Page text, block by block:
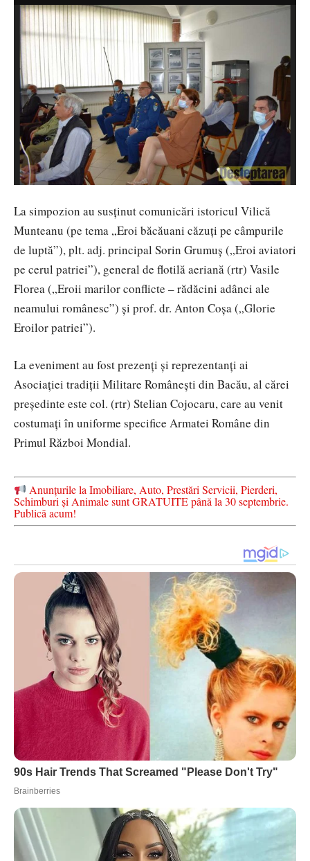
La simpozion au susținut comunicări istoricul Vilică
Munteanu (pe tema „Eroi băcăuani căzuți pe câmpurile
de luptă”), plt. adj. principal Sorin Grumuș („Eroi aviatori
pe cerul patriei”), general de flotilă aeriană (rtr) Vasile
Florea („Eroii marilor conflicte – rădăcini adânci ale
neamului românesc”) și prof. dr. Anton Coșa („Glorie
Eroilor patriei”).
La eveniment au fost prezenți și reprezentanți ai
Asociației tradiții Militare Românești din Bacău, al cărei
președinte este col. (rtr) Stelian Cojocaru, care au venit
costumați în uniforme specifice Armatei Române din
Primul Război Mondial.
Anunțurile la Imobiliare, Auto, Prestări Servicii, Pierderi,
Schimburi și Animale sunt GRATUITE până la 30 septembrie.
Publică acum!